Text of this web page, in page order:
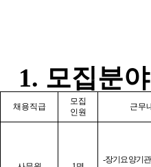
1. 모집분
채용직급
모집
인원
근무
-장기요양기관